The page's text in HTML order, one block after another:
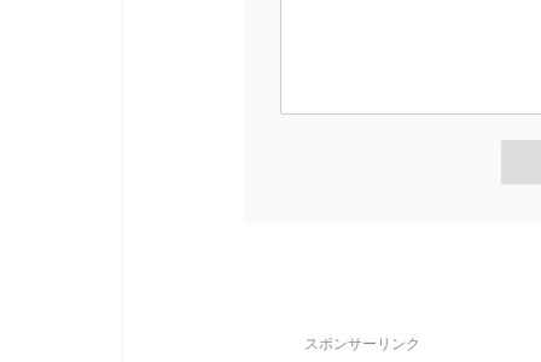
スポンサーリンク